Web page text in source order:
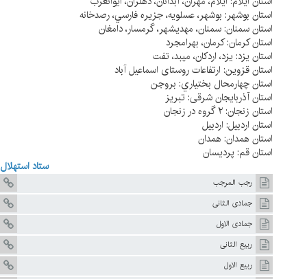
استان بوشهر: بوشهر، عسلويه، جزيره فارسي، رصدخانه
استان سمنان: سمنان، مهديشهر، گرمسار، دامغان
استان کرمان: کرمان، بهرامجرد
استان يزد: يزد، اردکان، ميبد، تفت
استان قزوين: ارتفاعات روستای اسماعيل آباد
استان چهارمحال بختياري: بروجن
استان آذربايجان شرقی: تبريز
استان زنجان: ۲ گروه در زنجان
استان اردبيل: اردبيل
استان همدان: همدان
استان قم: پرديسان
ستاد استهلال
رجب المرجب
جمادی الثانی
جمادى الاول
ربيع الثانى
ربيع الاول